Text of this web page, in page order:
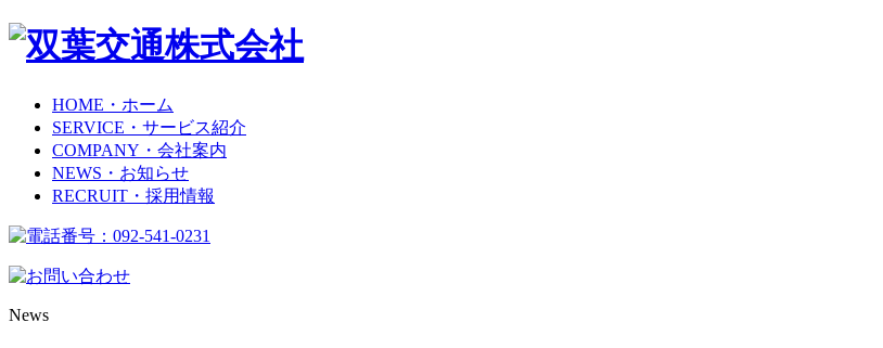
HOME ・ホーム
SERVICE ・サービス紹介
COMPANY ・会社案内
NEWS ・お知らせ
RECRUIT ・採用情報
News